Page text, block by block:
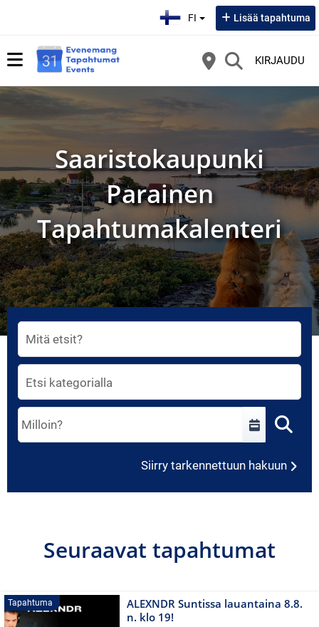
FI Lisää tapahtuma
KIRJAUDU
Saaristokaupunki
Parainen
Tapahtumakalenteri
Etsi vapaamuotoisella sanahaulla. Lista päivittyy
Valitse päivämääräväli. Lista päivittyy heti valinnan
Siirry tarkennettuun hakuun
Seuraavat tapahtumat
Tapahtuma
ALEXNDR Suntissa lauantaina 8.8.
n. klo 19!